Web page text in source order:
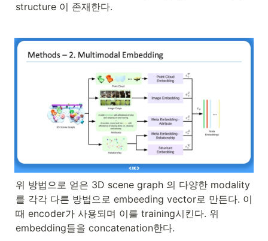
structure 이 존재한다.
위 방법으로 얻은 3D scene graph 의 다양한 modality
를 각각 다른 방법으로 embeeding vector로 만든다. 이
때 encoder가 사용되며 이를 training시킨다. 위
embedding들을 concatenation한다.